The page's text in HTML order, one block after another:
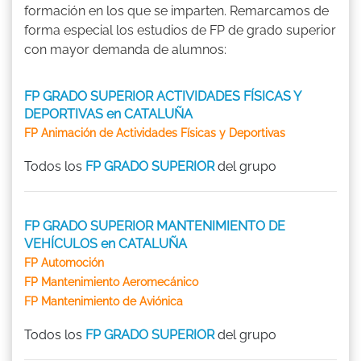
formación en los que se imparten. Remarcamos de
forma especial los estudios de FP de grado superior
con mayor demanda de alumnos:
FP GRADO SUPERIOR ACTIVIDADES FÍSICAS Y
DEPORTIVAS en CATALUÑA
FP Animación de Actividades Físicas y Deportivas
Todos los FP GRADO SUPERIORdel grupo
FP GRADO SUPERIOR MANTENIMIENTO DE
VEHÍCULOS en CATALUÑA
FP Automoción
FP Mantenimiento Aeromecánico
FP Mantenimiento de Aviónica
Todos los FP GRADO SUPERIORdel grupo